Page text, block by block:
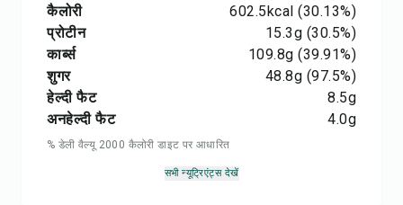
कैलोरी 602.5kcal (30.13%)
प्रोटीन
15.3g (30.5%)
कार्ब्स
109.8g (39.91%)
शुगर
48.8g (97.5%)
हेल्दी फैट
8.5g
अनहेल्दी फैट
4.0g
% डेली वैल्यू 2000 कैलोरी डाइट पर आधारित
सभी न्यूट्रिएंट्स देखें